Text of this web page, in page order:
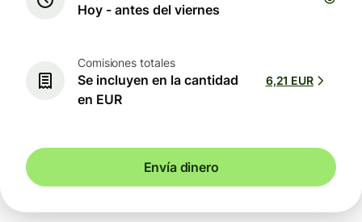
Hoy - antes del viernes
Comisiones totales
Se incluyen en la cantidad
en EUR
6,21 EUR
Envía dinero